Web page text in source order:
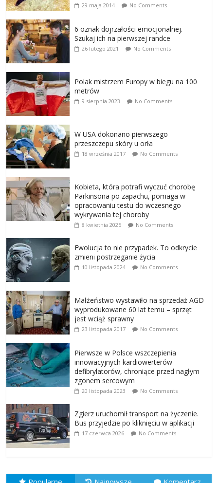
29 maja 2014 No Comments
6 oznak dojrzałości emocjonalnej.
Szukaj ich na pierwszej randce
26 lutego 2021 No Comments
Polak mistrzem Europy w biegu na 100
metrów
9 sierpnia 2023 No Comments
W USA dokonano pierwszego
przeszczepu skóry u orła
18 września 2017 No Comments
Kobieta, która potrafi wyczuć chorobę
Parkinsona po zapachu, pomaga w
opracowaniu testu do wczesnego
wykrywania tej choroby
8 kwietnia 2025 No Comments
Ewolucja to nie przypadek. To odkrycie
zmieni postrzeganie życia
10 listopada 2024 No Comments
Małżeństwo wystawiło na sprzedaż AGD
wyprodukowane 60 lat temu – sprzęt
jest wciąż sprawny
23 listopada 2017 No Comments
Pierwsze w Polsce wszczepienia
innowacyjnych kardiowerterów-
defibrylatorów, chroniące przed nagłym
zgonem sercowym
20 listopada 2023 No Comments
Zgierz uruchomił transport na życzenie.
Bus przyjedzie po kliknięciu w aplikacji
17 czerwca 2026 No Comments